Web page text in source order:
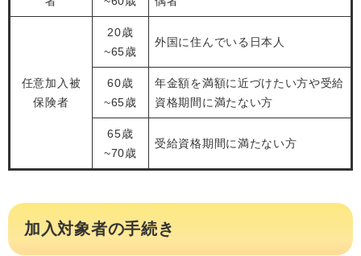
任意加入被
保険者
20歳
~65歳
外国に住んでいる日本人
60歳
~65歳
年金額を満額に近づけたい方や受給
資格期間に満たない方
65歳
~70歳
受給資格期間に満たない方
加入対象者の手続き